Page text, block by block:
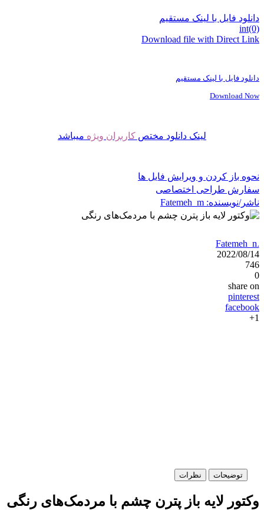
دانلود فایل با لینک مستقیم
int(0)
Download file with Direct Link
دانلود فایل با لینک مستقیم
Download Now
لینک دانلود مختص کاربران ویژه میباشد
نحوه باز کردن و ویرایش فایل ها
سفارش طراحی اختصاصی
ناشر/نویسنده: Fatemeh_m
Fatemeh_m
2022/08/14
746
0
share on
pinterest
facebook
1+
توضیحات نظرات
وکتور لایه باز پترن چشم با مردمک‌های رنگی